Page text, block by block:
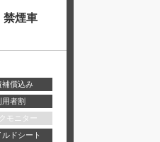
禁煙車
補償込み
用者割
モニター
ドシート